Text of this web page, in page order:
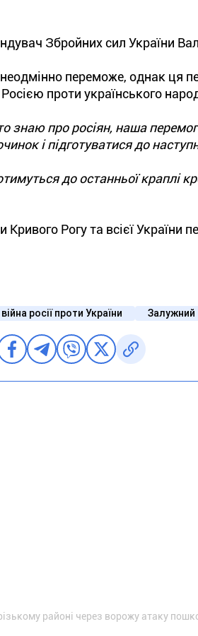
Збройних сил України
переможе, однак ця
проти українського
знаю про росіян, наша
і підготуватися до
до останньої краплі
Рогу та всієї України
війна росії проти України Залужний
районі через ворожу атаку